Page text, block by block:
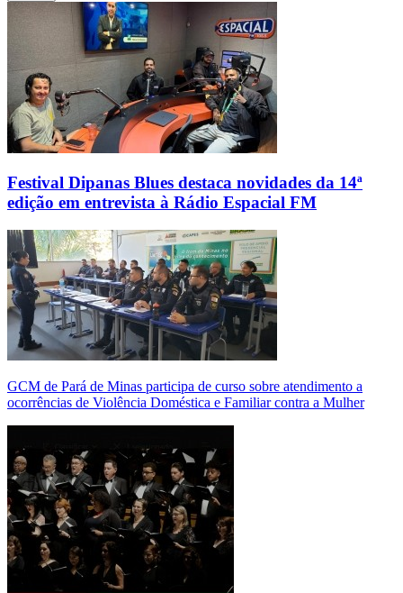
Festival Dipanas Blues destaca novidades da 14ª
edição em entrevista à Rádio Espacial FM
GCM de Pará de Minas participa de curso sobre atendimento a
ocorrências de Violência Doméstica e Familiar contra a Mulher